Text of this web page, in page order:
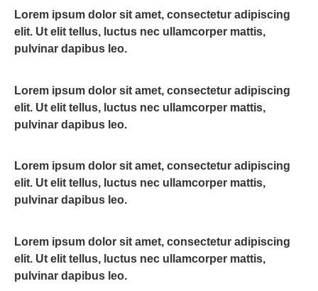
Lorem ipsum dolor sit amet, consectetur adipiscing
elit. Ut elit tellus, luctus nec ullamcorper mattis,
pulvinar dapibus leo.
Lorem ipsum dolor sit amet, consectetur adipiscing
elit. Ut elit tellus, luctus nec ullamcorper mattis,
pulvinar dapibus leo.
Lorem ipsum dolor sit amet, consectetur adipiscing
elit. Ut elit tellus, luctus nec ullamcorper mattis,
pulvinar dapibus leo.
Lorem ipsum dolor sit amet, consectetur adipiscing
elit. Ut elit tellus, luctus nec ullamcorper mattis,
pulvinar dapibus leo.